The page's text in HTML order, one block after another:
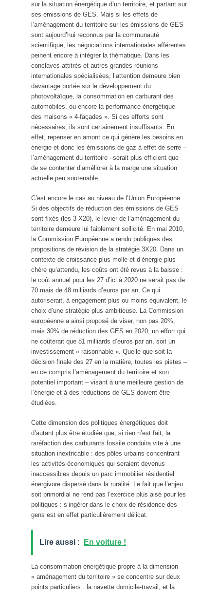
sur la situation énergétique d’un territoire, et partant sur
ses émissions de GES. Mais si les effets de
l’aménagement du territoire sur les émissions de GES
sont aujourd’hui reconnus par la communauté
scientifique, les négociations internationales afférentes
peinent encore à intégrer la thématique. Dans les
conclaves attitrés et autres grandes réunions
internationales spécialisées, l’attention demeure bien
davantage portée sur le développement du
photovoltaïque, la consommation en carburant des
automobiles, ou encore la performance énergétique
des maisons « 4-façades ». Si ces efforts sont
nécessaires, ils sont certainement insuffisants. En
effet, repenser en amont ce qui génère les besoins en
énergie et donc les émissions de gaz à effet de serre –
l’aménagement du territoire –serait plus efficient que
de se contenter d’améliorer à la marge une situation
actuelle peu soutenable.
C’est encore le cas au niveau de l’Union Européenne.
Si des objectifs de réduction des émissions de GES
sont fixés (les 3 X20), le levier de l’aménagement du
territoire demeure lui faiblement sollicité. En mai 2010,
la Commission Européenne a rendu publiques des
propositions de révision de la stratégie 3X20. Dans un
contexte de croissance plus molle et d’énergie plus
chère qu’attendu, les coûts ont été revus à la baisse :
le coût annuel pour les 27 d’ici à 2020 ne serait pas de
70 mais de 48 milliards d’euros par an. Ce qui
autoriserait, à engagement plus ou moins équivalent, le
choix d’une stratégie plus ambitieuse. La Commission
européenne a ainsi proposé de viser, non pas 20%,
mais 30% de réduction des GES en 2020, un effort qui
ne coûterait que 81 milliards d’euros par an, soit un
investissement « raisonnable ». Quelle que soit la
décision finale des 27 en la matière, toutes les pistes –
en ce compris l’aménagement du territoire et son
potentiel important – visant à une meilleure gestion de
l’énergie et à des réductions de GES doivent être
étudiées.
Cette dimension des politiques énergétiques doit
d’autant plus être étudiée que, si rien n’est fait, la
raréfaction des carburants fossile conduira vite à une
situation inextricable : des pôles urbains concentrant
les activités économiques qui seraient devenus
inaccessibles depuis un parc immobilier résidentiel
énergivore dispersé dans la ruralité. Le fait que l’enjeu
soit primordial ne rend pas l’exercice plus aisé pour les
politiques : s’ingérer dans le choix de résidence des
gens est en effet particulièrement délicat.
Lire aussi : En voiture !
La consommation énergétique propre à la dimension
« aménagement du territoire » se concentre sur deux
points particuliers : la navette domicile-travail, et la